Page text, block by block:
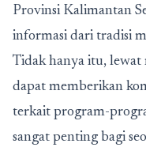
Provinsi Kalimantan
informasi dari tradisi
Tidak hanya itu, lewat
dapat memberikan
terkait program-
sangat penting bagi